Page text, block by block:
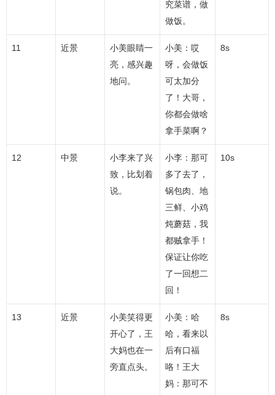
究菜谱，做
做饭。
11 近景
小美眼睛一
亮，感兴趣
地问。
小美：哎
呀，会做饭
可太加分
了！大哥，
你都会做啥
拿手菜啊？
8s
12 中景
小李来了兴
致，比划着
说。
小李：那可
多了去了，
锅包肉、地
三鲜、小鸡
炖蘑菇，我
都贼拿手！
保证让你吃
了一回想二
回！
10s
13 近景
小美笑得更
开心了，王
大妈也在一
旁直点头。
小美：哈
哈，看来以
后有口福
咯！王大
妈：那可不
8s